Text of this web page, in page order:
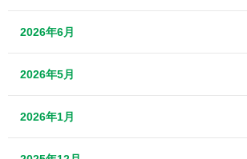
2026年6月
2026年5月
2026年1月